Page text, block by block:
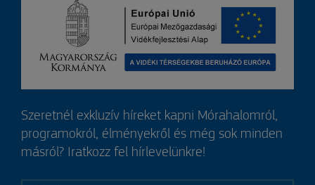
Szeretnél exkluzív híreket kapni Mórahalomról,
programokról, élményekről és még sok minden
másról? Iratkozz fel hírlevelünkre!